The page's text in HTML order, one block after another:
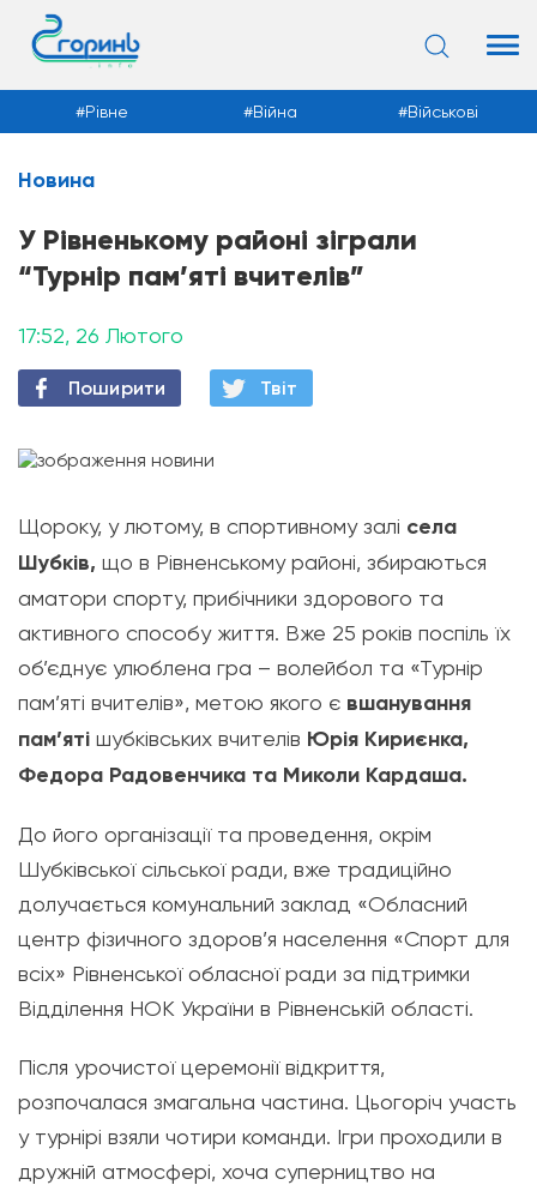
Новини
Рівне Війна Військові
Новина
У Рівненькому районі зіграли
“Турнір пам’яті вчителів”
17:52, 26 Лютого
Поширити Твiт
Щороку, у лютому, в спортивному залі села
Шубків, що в Рівненському районі, збираються
аматори спорту, прибічники здорового та
активного способу життя. Вже 25 років поспіль їх
об’єднує улюблена гра – волейбол та «Турнір
пам’яті вчителів», метою якого є вшанування
пам’яті шубківських вчителів Юрія Кириєнка,
Федора Радовенчика та Миколи Кардаша.
До його організації та проведення, окрім
Шубківської сільської ради, вже традиційно
долучається комунальний заклад «Обласний
центр фізичного здоров’я населення «Спорт для
всіх» Рівненської обласної ради за підтримки
Відділення НОК України в Рівненській області.
Після урочистої церемонії відкриття,
розпочалася змагальна частина. Цьогоріч участь
у турнірі взяли чотири команди. Ігри проходили в
дружній атмосфері, хоча суперництво на